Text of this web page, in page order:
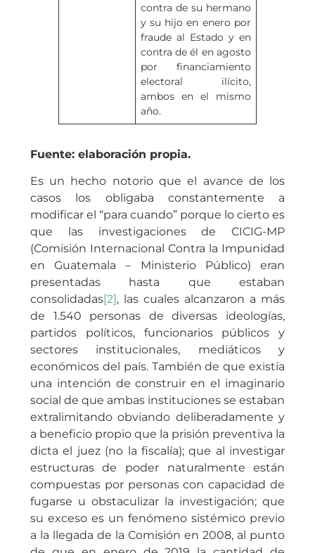
contra de su hermano
y su hijo en enero por
fraude al Estado y en
contra de él en agosto
por financiamiento
electoral ilícito,
ambos en el mismo
año.
Fuente: elaboración propia.
Es un hecho notorio que el avance de los
casos los obligaba constantemente a
modificar el “para cuando” porque lo cierto es
que las investigaciones de CICIG-MP
(Comisión Internacional Contra la Impunidad
en Guatemala – Ministerio Público) eran
presentadas hasta que estaban
consolidadas[2] , las cuales alcanzaron a más
de 1.540 personas de diversas ideologías,
partidos políticos, funcionarios públicos y
sectores institucionales, mediáticos y
económicos del país. También de que existía
una intención de construir en el imaginario
social de que ambas instituciones se estaban
extralimitando obviando deliberadamente y
a beneficio propio que la prisión preventiva la
dicta el juez (no la fiscalía); que al investigar
estructuras de poder naturalmente están
compuestas por personas con capacidad de
fugarse u obstaculizar la investigación; que
su exceso es un fenómeno sistémico previo
a la llegada de la Comisión en 2008, al punto